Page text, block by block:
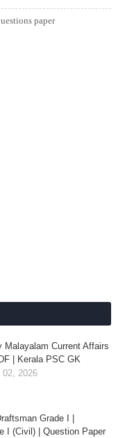
paper
Malayalam Current Affairs
| Kerala PSC GK
02, 2026
Grade I |
I (Civil) | Question Paper